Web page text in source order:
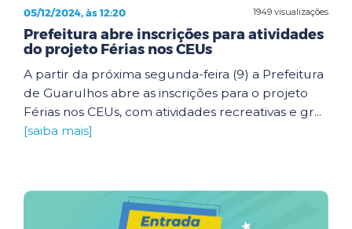
1949 visualizações
05/12/2024, às 12:20
Prefeitura abre inscrições para atividades
do projeto Férias nos CEUs
A partir da próxima segunda-feira (9) a Prefeitura
de Guarulhos abre as inscrições para o projeto
Férias nos CEUs, com atividades recreativas e gr...
[saiba mais]